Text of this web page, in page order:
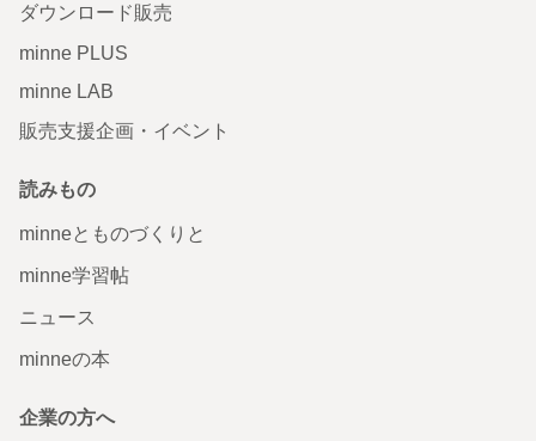
ダウンロード販売
minne PLUS
minne LAB
販売支援企画・イベント
読みもの
minneとものづくりと
minne学習帖
ニュース
minneの本
企業の方へ